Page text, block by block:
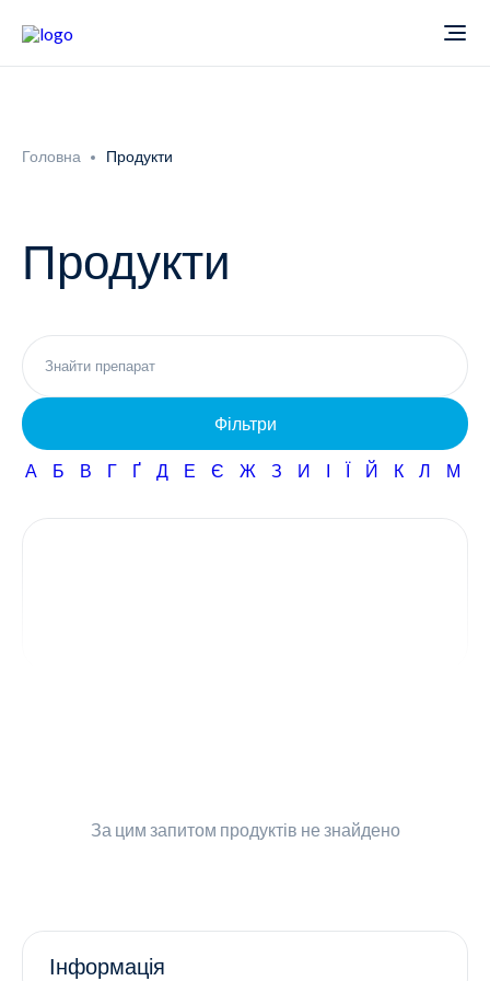
Новини
Неврологія
Всі продукти
Фармаконагляд
Кар'єра
Головна Продукти
Продукти
Фільтри
А Б В Г Ґ Д Е Є Ж З И І Ї Й К Л М
За цим запитом продуктів не знайдено
Інформація